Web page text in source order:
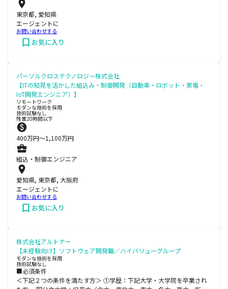
東京都, 愛知県
エージェントに
お問い合わせする
お気に入り
パーソルクロステクノロジー株式会社
【ITの知見を活かした組込み・制御開発（自動車・ロボット・家電・
IoT開発エンジニア）】
リモートワーク
モダンな技術を採用
技術試験なし
残業20時間以下
400万円〜1,100万円
組込・制御エンジニア
愛知県, 東京都, 大阪府
エージェントに
お問い合わせする
お気に入り
株式会社アルトナー
【未経験向け】ソフトウェア開発職／ハイバリューグループ
モダンな技術を採用
技術試験なし
■必須条件
＜下記２つの条件を満たす方＞ ①学歴：下記大学・大学院を卒業され